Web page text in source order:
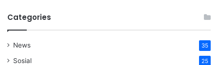
Categories
News 35
Sosial 25